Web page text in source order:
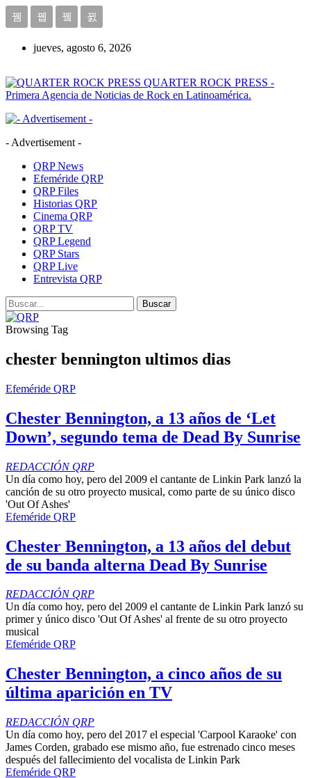
jueves, agosto 6, 2026
QUARTER ROCK PRESS -
Primera Agencia de Noticias de Rock en Latinoamérica.
- Advertisement -
QRP News
Efeméride QRP
QRP Files
Historias QRP
Cinema QRP
QRP TV
QRP Legend
QRP Stars
QRP Live
Entrevista QRP
Browsing Tag
chester bennington ultimos dias
Efeméride QRP
Chester Bennington, a 13 años de ‘Let
Down’, segundo tema de Dead By Sunrise
REDACCIÓN QRP
Un día como hoy, pero del 2009 el cantante de Linkin Park lanzó la
canción de su otro proyecto musical, como parte de su único disco
'Out Of Ashes'
Efeméride QRP
Chester Bennington, a 13 años del debut
de su banda alterna Dead By Sunrise
REDACCIÓN QRP
Un día como hoy, pero del 2009 el cantante de Linkin Park lanzó su
primer y único disco 'Out Of Ashes' al frente de su otro proyecto
musical
Efeméride QRP
Chester Bennington, a cinco años de su
última aparición en TV
REDACCIÓN QRP
Un día como hoy, pero del 2017 el especial 'Carpool Karaoke' con
James Corden, grabado ese mismo año, fue estrenado cinco meses
después del fallecimiento del vocalista de Linkin Park
Efeméride QRP